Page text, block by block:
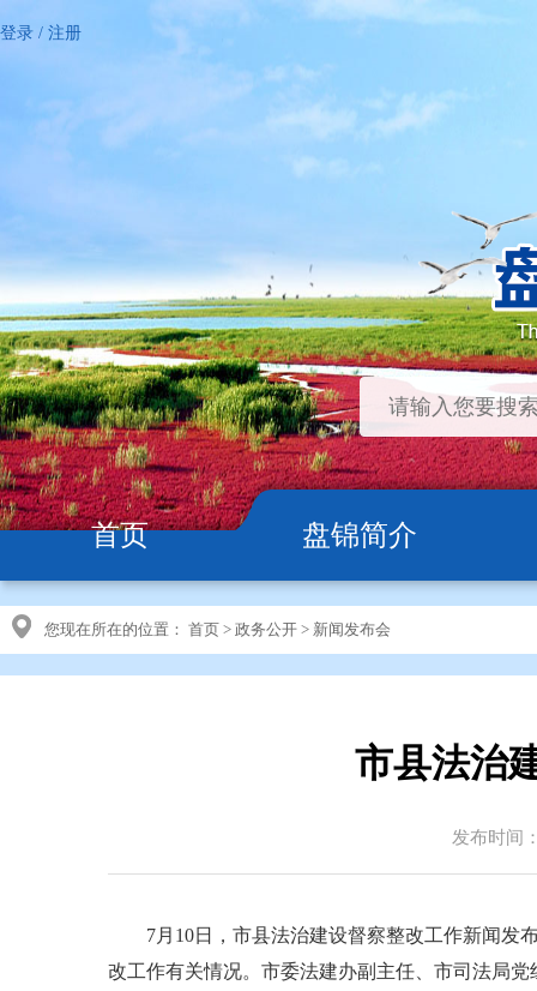
登录 / 注册
首页 盘锦简介
您现在所在的位置： 首页 > 政务公开 > 新闻发布会
市县法治
发布时间
7月10日，市县法治建设督察整改工作新闻发布
改工作有关情况。市委法建办副主任、市司法局